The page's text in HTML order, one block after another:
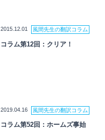
2015.12.01 風間先生の翻訳コラム
コラム第12回：クリア！
2019.04.16 風間先生の翻訳コラム
コラム第52回：ホームズ事始